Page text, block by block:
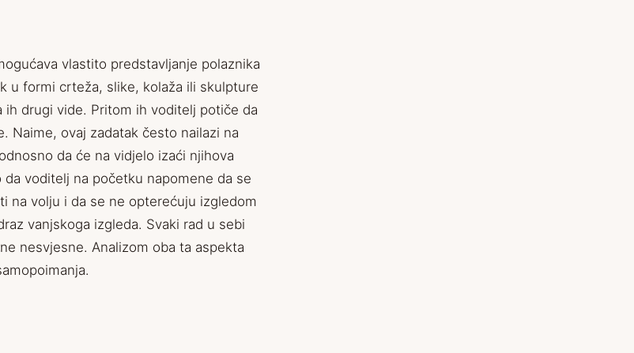
vlastito predstavljanje polaznika
u formi crteža, slike, kolaža ili skulpture
ih drugi vide. Pritom ih voditelj potiče da
Naime, ovaj zadatak često nailazi na
da će na vidjelo izaći njihova
voditelj na početku napomene da se
na volju i da se ne opterećuju izgledom
vanjskoga izgleda. Svaki rad u sebi
nesvjesne. Analizom oba ta aspekta